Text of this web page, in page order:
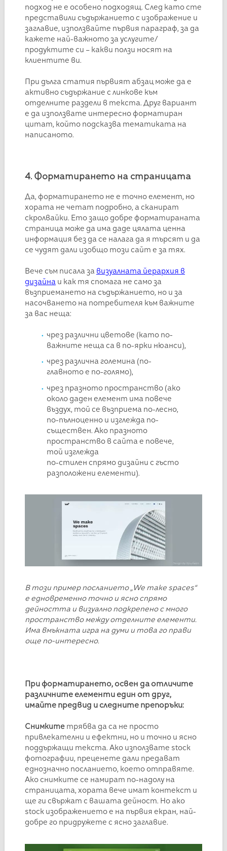
подход не е особено подходящ. След като сте
представили съдържанието с изображение и
заглавие, използвайте първия параграф, за да
кажете най-важното за услугите/
продуктите си – какви ползи носят на
клиентите ви.
При дълга статия първият абзац може да е
активно съдържание с линкове към
отделните раздели в текста. Друг вариант
е да използвате интересно форматиран
цитат, който подсказва тематиката на
написаното.
4. Форматирането на страницата
Да, форматирането не е точно елемент, но
хората не четат подробно, а сканират
скролвайки. Ето защо добре форматираната
страница може да има даде цялата ценна
информация без да се налага да я търсят и да
се чудят дали изобщо този сайт е за тях.
Вече съм писала за визуалната йерархия в
дизайна и как тя спомага не само за
възприемането на съдържанието, но и за
насочването на потребителя към важните
за вас неща:
чрез различни цветове (като по-
важните неща са в по-ярки нюанси),
чрез различна големина (по-
главното е по-голямо),
чрез празното пространство (ако
около даден елемент има повече
въздух, той се възприема по-лесно,
по-пълноценно и изглежда по-
съществен. Ако празното
пространство в сайта е повече,
той изглежда
по-стилен спрямо дизайни с гъсто
разположени елементи).
В този пример посланието „We make spaces“
е едновременно точно и ясно спрямо
дейността и визуално подкрепено с много
пространство между отделните елементи.
Има вмъкната игра на думи и това го прави
още по-интересно.
При форматирането, освен да отличите
различните елементи един от друг,
имайте предвид и следните препоръки:
Снимкитетрябва да са не просто
привлекателни и ефектни, но и точно и ясно
поддържащи текста. Ако използвате stock
фотографии, преценете дали предават
еднозначно посланието, което отправяте.
Ако снимките се намират по-надолу на
страницата, хората вече имат контекст и
ще ги свържат с вашата дейност. Но ако
stock изображението е на първия екран, най-
добре го придружете с ясно заглавие.